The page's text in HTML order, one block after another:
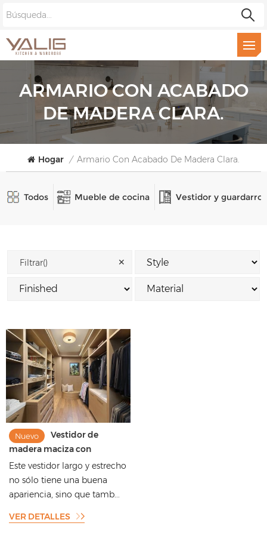
ARMARIO CON ACABADO
DE MADERA CLARA.
Hogar / Armario Con Acabado De Madera Clara.
Todos Mueble de cocina Vestidor y
Filtrar() ✕
Nuevo
Vestidor de
madera maciza con
acabado de melamina de
veta de madera de alta
calidad con buena veta de
madera
Este vestidor largo y estrecho
no sólo tiene una buena
apariencia, sino que tamb...
VER DETALLES